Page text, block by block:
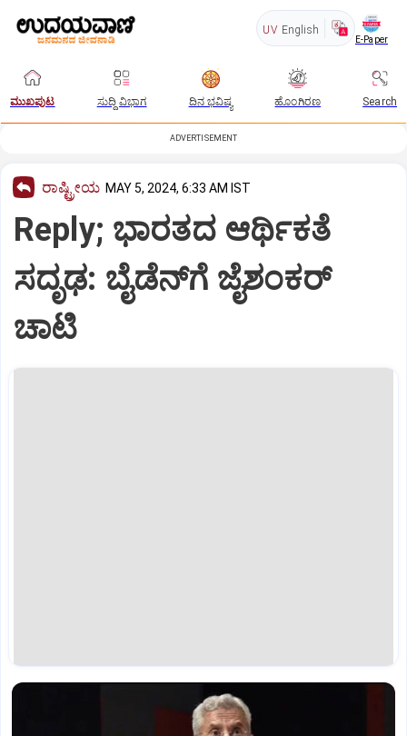
UV English
E-Paper
ಮುಖಪುಟ ಸುದ್ದಿ ವಿಭಾಗ ದಿನ ಭವಿಷ್ಯ ಹೊಂಗಿರಣ Search
ADVERTISEMENT
ರಾಷ್ಟ್ರೀಯ MAY 5, 2024, 6:33 AM IST
Reply; ಭಾರತದ ಆರ್ಥಿಕತೆ
ಸದೃಢ: ಬೈಡೆನ್‌ಗೆ ಜೈಶಂಕರ್‌
ಚಾಟಿ